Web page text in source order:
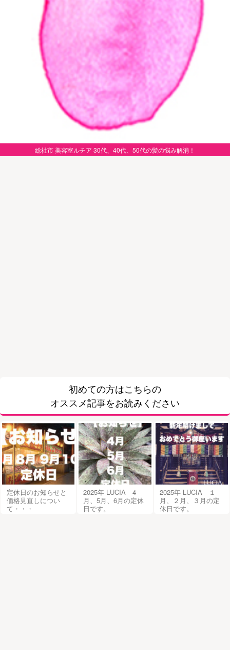
総社市 美容室ルチア 30代、40代、50代の髪の悩み解消！
初めての方はこちらの
オススメ記事をお読みください
定休日のお知らせと
価格見直しについ
て・・・
2025年 LUCIA 4
月、5月、6月の定休
日です。
2025年 LUCIA １
月、２月、３月の定
休日です。